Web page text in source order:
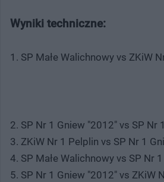
Wyniki techniczne:
1. SP Małe Walichnowy vs ZKiW
2. SP Nr 1 Gniew "2012" vs SP Nr
3. ZKiW Nr 1 Pelplin vs SP Nr 1
4. SP Małe Walichnowy vs SP Nr
5. SP Nr 1 Gniew "2012" vs ZKiW